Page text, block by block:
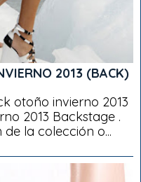
2013 (BACK)
otoño invierno 2013
2013 Backstage .
la colección o...